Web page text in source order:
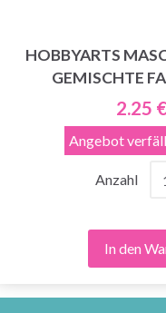
HOBBYARTS
GEMISCHTE
2.25 €
Angebot
Anzahl
In den